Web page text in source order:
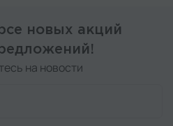
новых акций
на новости